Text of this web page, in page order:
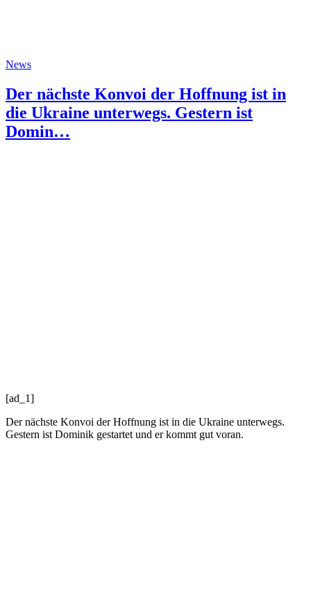
News
Der nächste Konvoi der Hoffnung ist in
die Ukraine unterwegs. Gestern ist
Domin…
[ad_1]
Der nächste Konvoi der Hoffnung ist in die Ukraine unterwegs.
Gestern ist Dominik gestartet und er kommt gut voran.